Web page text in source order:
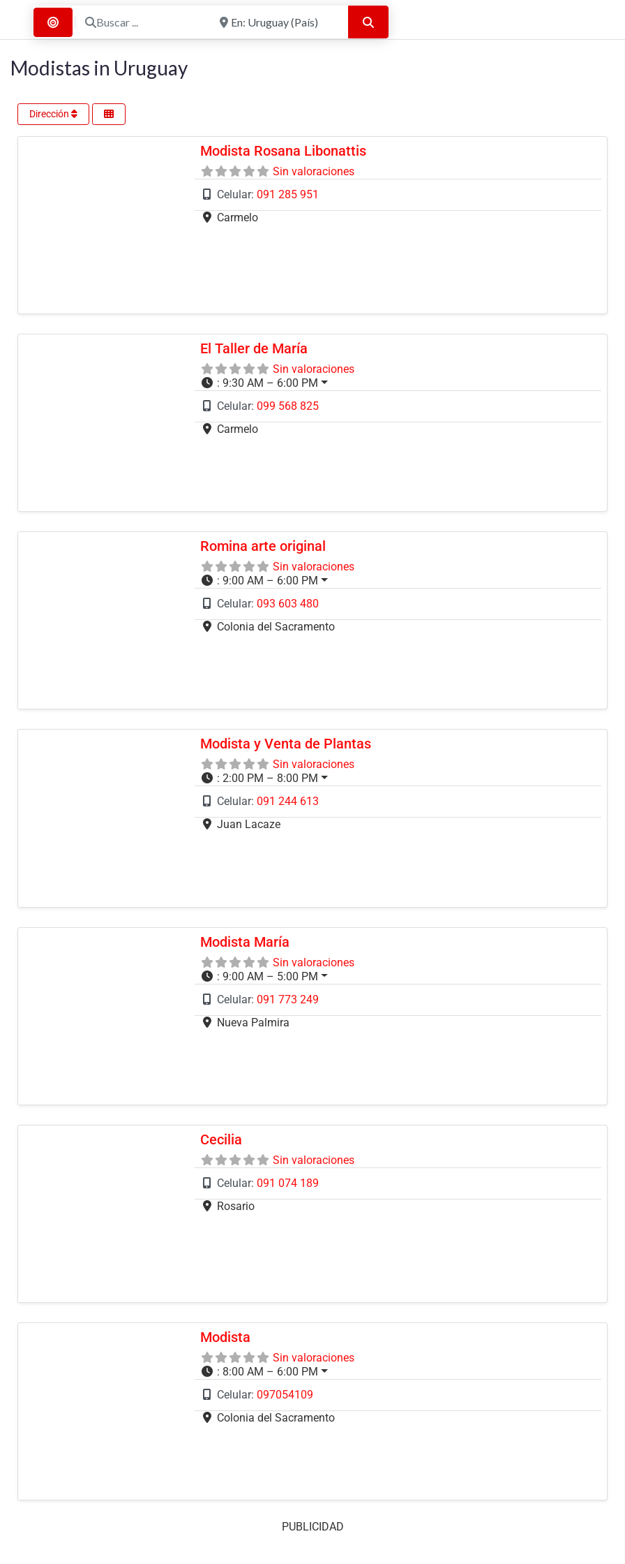
Buscar por Distancia
Buscar ... Cerca de
Modistas in Uruguay
Dirección
Modista Rosana Libonattis
Sin valoraciones
Celular: 091 285 951
Carmelo
El Taller de María
Sin valoraciones
:9:30 AM – 6:00 PM
Celular: 099 568 825
Carmelo
Romina arte original
Sin valoraciones
:9:00 AM – 6:00 PM
Celular: 093 603 480
Colonia del Sacramento
Modista y Venta de Plantas
Sin valoraciones
:2:00 PM – 8:00 PM
Celular: 091 244 613
Juan Lacaze
Modista María
Sin valoraciones
:9:00 AM – 5:00 PM
Celular: 091 773 249
Nueva Palmira
Cecilia
Sin valoraciones
Celular: 091 074 189
Rosario
Modista
Sin valoraciones
: 8:00 AM – 6:00 PM
Celular: 097054109
Colonia del Sacramento
PUBLICIDAD